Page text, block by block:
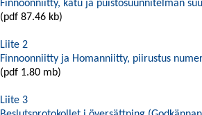
Finnoonniitty, katu ja puistosuunnitelman
(pdf 87.46 kb)
Liite 2
Finnoonniitty ja Homanniitty, piirustus numero
(pdf 1.80 mb)
Liite 3